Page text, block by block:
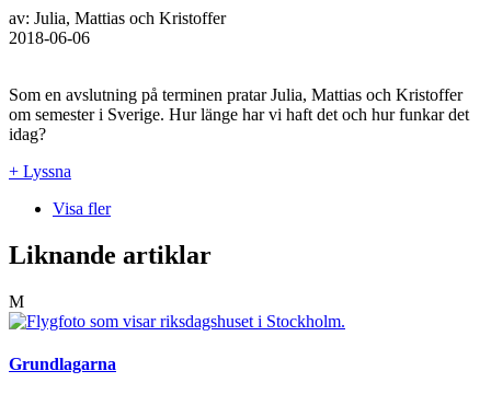
av: Julia, Mattias och Kristoffer
2018-06-06
Som en avslutning på terminen pratar Julia, Mattias och Kristoffer
om semester i Sverige. Hur länge har vi haft det och hur funkar det
idag?
+ Lyssna
Visa fler
Liknande artiklar
M
Grundlagarna